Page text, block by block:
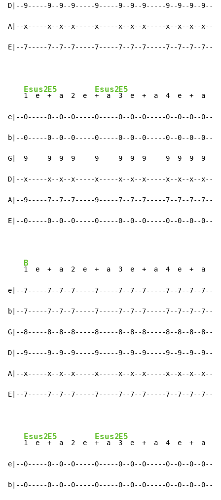
D|--9-----9--9--9-----9-----9--9--9-----9--9--9--
A|--x-----x--x--x-----x-----x--x--x-----x--x--x--
E|--7-----7--7--7-----7-----7--7--7-----7--7--7--
Esus2
1  e
E5
+  a  2  e
Esus2
+  a
E5
3  e  +  a  4  e  +
e|--0-----0--0--0-----0-----0--0--0-----0--0--0--
b|--0-----0--0--0-----0-----0--0--0-----0--0--0--
G|--9-----9--9--9-----9-----9--9--9-----9--9--9--
D|--x-----x--x--x-----x-----x--x--x-----x--x--x--
A|--9-----7--7--7-----9-----7--7--7-----7--7--7--
E|--0-----0--0--0-----0-----0--0--0-----0--0--0--
B
1  e  +  a  2  e  +  a  3  e  +  a  4  e  +  a
e|--7-----7--7--7-----7-----7--7--7-----7--7--7--
b|--7-----7--7--7-----7-----7--7--7-----7--7--7--
G|--8-----8--8--8-----8-----8--8--8-----8--8--8--
D|--9-----9--9--9-----9-----9--9--9-----9--9--9--
A|--x-----x--x--x-----x-----x--x--x-----x--x--x--
E|--7-----7--7--7-----7-----7--7--7-----7--7--7--
Esus2
1  e
E5
+  a  2  e
Esus2
+  a
E5
3  e  +  a  4  e  +
e|--0-----0--0--0-----0-----0--0--0-----0--0--0--
b|--0-----0--0--0-----0-----0--0--0-----0--0--0--